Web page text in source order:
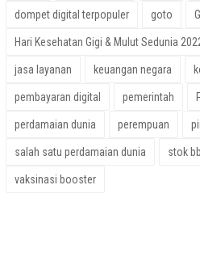
dompet digital terpopuler goto
Hari Kesehatan Gigi & Mulut Sedunia
jasa layanan keuangan negara
pembayaran digital pemerintah
perdamaian dunia perempuan
salah satu perdamaian dunia stok
vaksinasi booster